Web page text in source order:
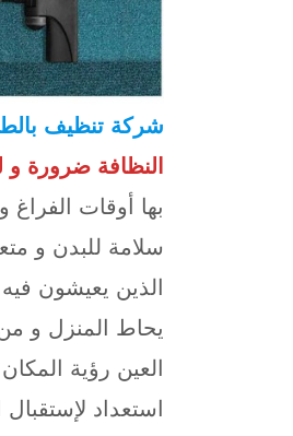
شركة تنظيف
النظافة ضرورة
بها أوقات
سلامة للبدن و
الذين يعيشون
يحاط المنزل و
العين رؤية
استعداد